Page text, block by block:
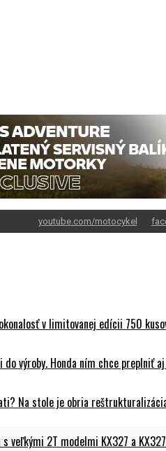
youtube.com/motocykel
v limitovanej edícii 750
výroby. Honda ním chce preplniť
Na stole je obria
s veľkými 2T modelmi KX327 a